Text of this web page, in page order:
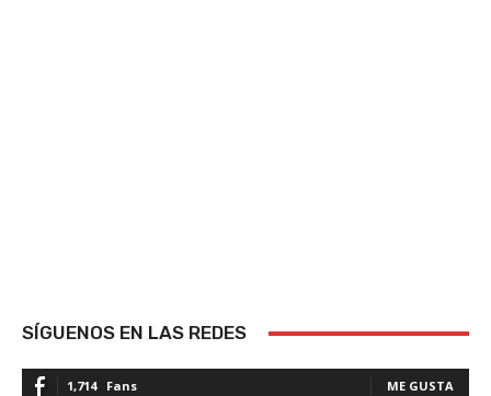
SÍGUENOS EN LAS REDES
1,714 Fans ME GUSTA